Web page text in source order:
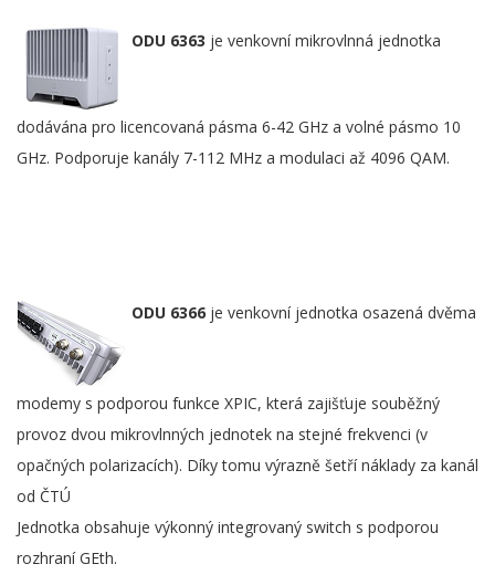
ODU 6363 je venkovní mikrovlnná jednotka
dodávána pro licencovaná pásma 6-42 GHz a volné pásmo 10
GHz. Podporuje kanály 7-112 MHz a modulaci až 4096 QAM.
ODU 6366 je venkovní jednotka osazená dvěma
modemy s podporou funkce XPIC, která zajišťuje souběžný
provoz dvou mikrovlnných jednotek na stejné frekvenci (v
opačných polarizacích). Díky tomu výrazně šetří náklady za kanál
od ČTÚ
Jednotka obsahuje výkonný integrovaný switch s podporou
rozhraní GEth.